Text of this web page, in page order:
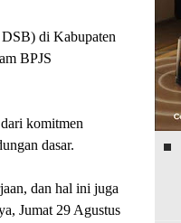
di Kabupaten
BPJS
komitmen
dasar.
dan hal ini juga
Jumat 29 Agustus